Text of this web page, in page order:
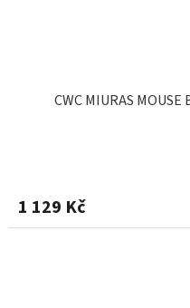
CWC MIURAS
1 129 Kč